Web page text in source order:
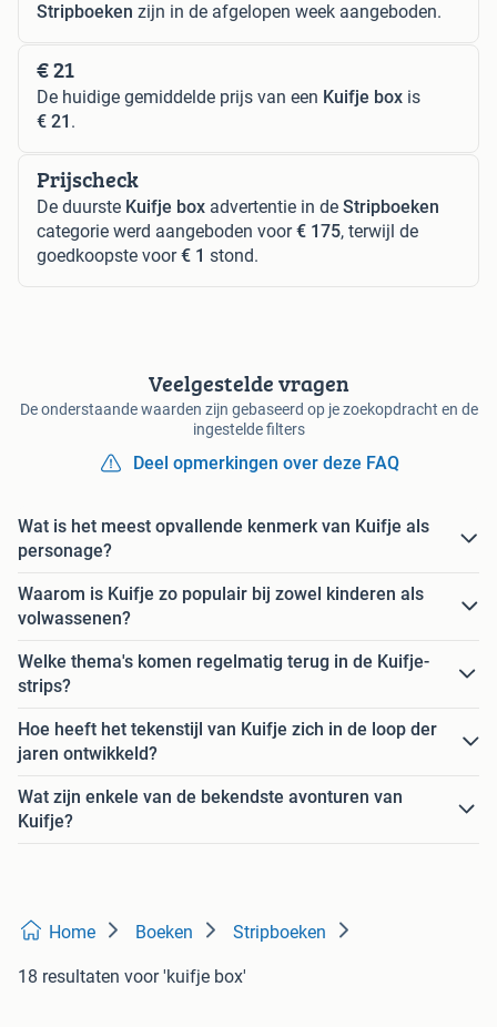
Stripboeken zijn in de afgelopen week aangeboden.
€ 21
De huidige gemiddelde prijs van een Kuifje box is
€ 21 .
Prijscheck
De duurste Kuifje box advertentie in de Stripboeken
categorie werd aangeboden voor€ 175, terwijl de
goedkoopste voor€ 1 stond.
Veelgestelde vragen
De onderstaande waarden zijn gebaseerd op je zoekopdracht en de
ingestelde filters
Deel opmerkingen over deze FAQ
Wat is het meest opvallende kenmerk van Kuifje als
personage?
Waarom is Kuifje zo populair bij zowel kinderen als
volwassenen?
Welke thema's komen regelmatig terug in de Kuifje-
strips?
Hoe heeft het tekenstijl van Kuifje zich in de loop der
jaren ontwikkeld?
Wat zijn enkele van de bekendste avonturen van
Kuifje?
Home Boeken Stripboeken
18 resultaten voor 'kuifje box'